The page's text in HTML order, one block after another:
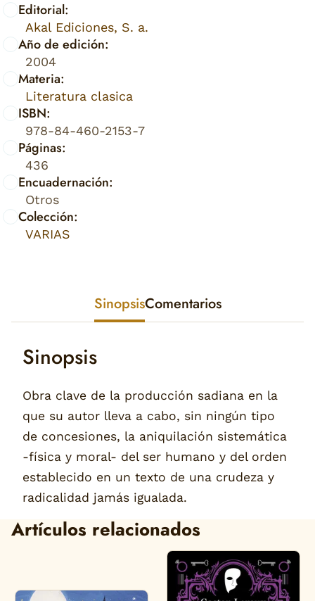
Editorial:
Akal Ediciones, S. a.
Año de edición:
2004
Materia:
Literatura clasica
ISBN:
978-84-460-2153-7
Páginas:
436
Encuadernación:
Otros
Colección:
VARIAS
SinopsisComentarios
Sinopsis
Obra clave de la producción sadiana en la
que su autor lleva a cabo, sin ningún tipo
de concesiones, la aniquilación sistemática
-física y moral- del ser humano y del orden
establecido en un texto de una crudeza y
radicalidad jamás igualada.
Artículos relacionados